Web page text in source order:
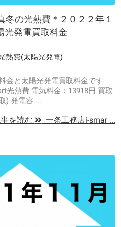
冬の光熱費＊２０２２年１
光発電買取料金
熱費(太陽光発電)
金と太陽光発電買取料金です
光熱費 電気料金：13918円 買取
) 発電容 ...
を読む 一条工務店i-smar ...